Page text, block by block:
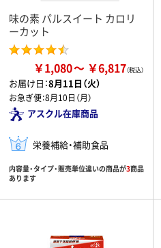
味の素 パルスイート カロリ
ーカット
￥1,080 ￥6,817
お届け日：8月11日（火）
お急ぎ便：8月10日（月）
アスクル在庫商品
栄養補給・補助食品
内容量・タイプ・販売単位違いの商品が3商品
あります